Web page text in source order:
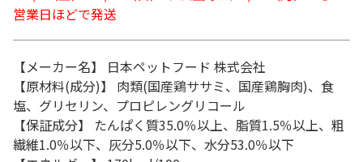
営業日ほどで発送
【メーカー名】 日本ペットフード 株式会社
【原材料(成分)】 肉類(国産鶏ササミ、国産鶏胸肉)、食
塩、グリセリン、プロピレングリコール
【保証成分】 たんぱく質35.0％以上、脂質1.5％以上、粗
繊維1.0％以下、灰分5.0％以下、水分53.0％以下